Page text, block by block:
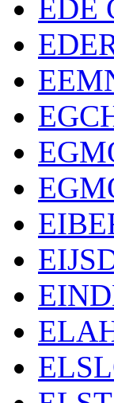
EDE